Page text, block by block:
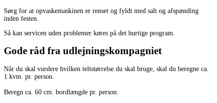
Sørg for at opvaskemaskinen er renset og fyldt med salt og afspænding
inden festen.
Så kan servicen uden problemer køres på det hurtige program.
Gode råd fra udlejningskompagniet
Når du skal vurdere hvilken teltstørrelse du skal bruge, skal du beregne ca.
1 kvm. pr. person.
Beregn ca. 60 cm. bordlængde pr. person.